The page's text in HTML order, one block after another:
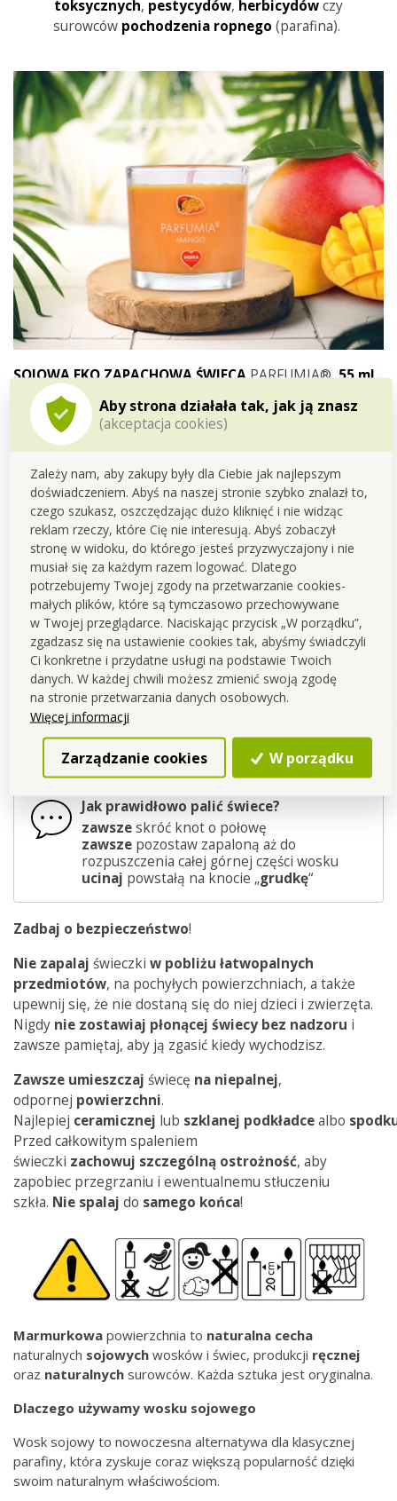
Aby strona działała tak, jak ją znasz
(akceptacja cookies)
Zależy nam, aby zakupy były dla Ciebie jak najlepszym
doświadczeniem. Abyś na naszej stronie szybko znalazł to,
czego szukasz, oszczędzając dużo kliknięć i nie widząc
reklam rzeczy, które Cię nie interesują. Abyś zobaczył
stronę w widoku, do którego jesteś przyzwyczajony i nie
musiał się za każdym razem logować. Dlatego
potrzebujemy Twojej zgody na przetwarzanie cookies-
małych plików, które są tymczasowo przechowywane
w Twojej przeglądarce. Naciskając przycisk „W porządku”,
zgadzasz się na ustawienie cookies tak, abyśmy świadczyli
Ci konkretne i przydatne usługi na podstawie Twoich
danych. W każdej chwili możesz zmienić swoją zgodę
na stronie przetwarzania danych osobowych.
Więcej informacji
Zarządzanie cookies W porządku
toksycznych, pestycydów, herbicydówczy
surowców pochodzenia ropnego (parafina).
SOJOWA EKO ZAPACHOWA ŚWIECAPARFUMIA®,55 ml
eko sojowy wosk
eko bawełnianyknot
-eko opakowaniez nadającego się do recyklingu szkła
Czas palenia powyżej 12 godzin
Wymiary: świeca- średnica 5 cm, wysokość 5 cm,
opakowanie (kartonowe pudełko)- 5,5 x 5,5 x 5,5 cm.
Ponieważ jest to produkcja
ręczna, ilość
wyprodukowanych sztuk jest
Jak prawidłowo palić świece?
zawszeskróć knot o połowę
zawszepozostaw zapaloną aż do
rozpuszczenia całej górnej części wosku
ucinaj powstałą na knocie „grudkę“
Zadbaj o bezpieczeństwo!
Nie zapalaj świeczki w pobliżu łatwopalnych
przedmiotów, na pochyłych powierzchniach, a także
upewnij się, że nie dostaną się do niej dzieci i zwierzęta.
Nigdy nie zostawiaj płonącej świecy bez nadzoru i
zawsze pamiętaj, aby ją zgasić kiedy wychodzisz.
Zawsze umieszczaj świecę na niepalnej,
odpornej powierzchni.
Najlepiej ceramicznej lub szklanej podkładcealbo
Przed całkowitym spaleniem
świeczki zachowuj szczególną ostrożność, aby
zapobiec przegrzaniu i ewentualnemu stłuczeniu
szkła. Nie spalaj do samego końca!
Marmurkowa powierzchnia to naturalna cecha
naturalnych sojowych wosków i świec, produkcji ręcznej
oraz naturalnych surowców. Każda sztuka jest oryginalna.
Dlaczego używamy wosku sojowego
Wosk sojowy to nowoczesna alternatywa dla klasycznej
parafiny, która zyskuje coraz większą popularność dzięki
swoim naturalnym właściwościom.